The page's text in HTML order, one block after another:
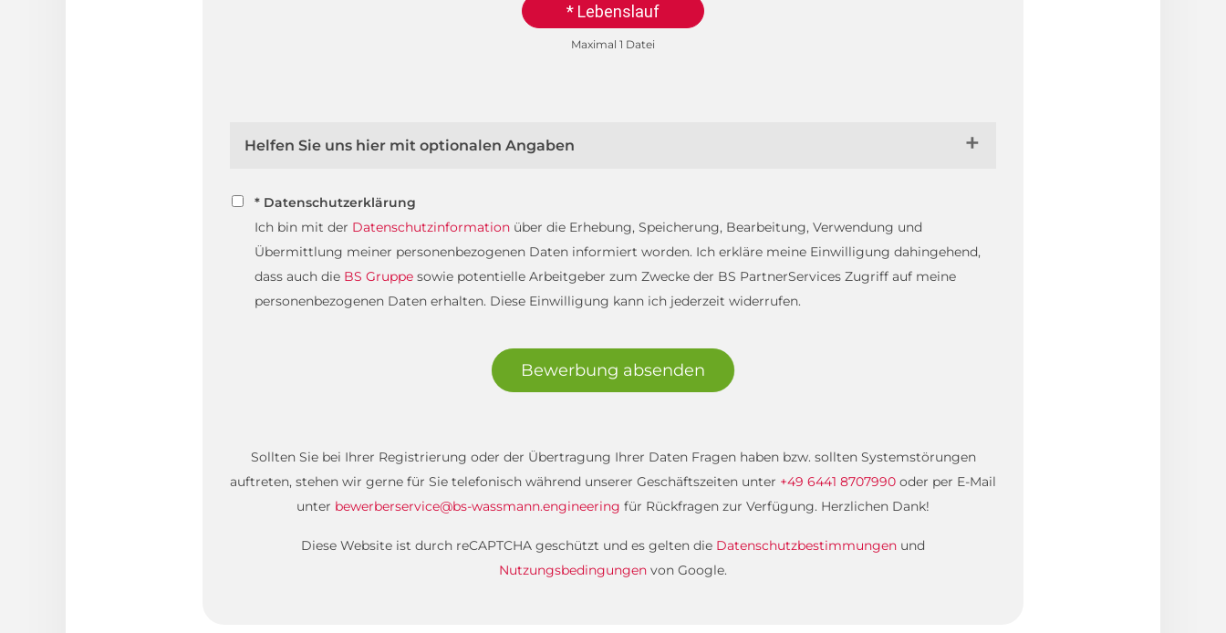
* Lebenslauf
Maximal 1 Datei
Helfen Sie uns hier mit optionalen Angaben
* Datenschutzerklärung
Ich bin mit der Datenschutzinformation über die Erhebung, Speicherung, Bearbeitung, Verwendung und
Übermittlung meiner personenbezogenen Daten informiert worden. Ich erkläre meine Einwilligung dahingehend,
dass auch die BS Gruppe sowie potentielle Arbeitgeber zum Zwecke der BS PartnerServices Zugriff auf meine
personenbezogenen Daten erhalten. Diese Einwilligung kann ich jederzeit widerrufen.
Bewerbung absenden
Sollten Sie bei Ihrer Registrierung oder der Übertragung Ihrer Daten Fragen haben bzw. sollten Systemstörungen
auftreten, stehen wir gerne für Sie telefonisch während unserer Geschäftszeiten unter +49 6441 8707990 oder per E-Mail
unter bewerberservice@bs-wassmann.engineering für Rückfragen zur Verfügung. Herzlichen Dank!
Diese Website ist durch reCAPTCHA geschützt und es gelten die Datenschutzbestimmungen und
Nutzungsbedingungen von Google.